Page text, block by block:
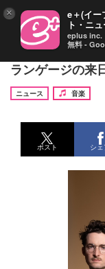
NYブルックリ
ランゲージの来
ニュース
音楽
ポスト シェ
× e＋(イー
ト・ニ
eplus inc.
無料 -